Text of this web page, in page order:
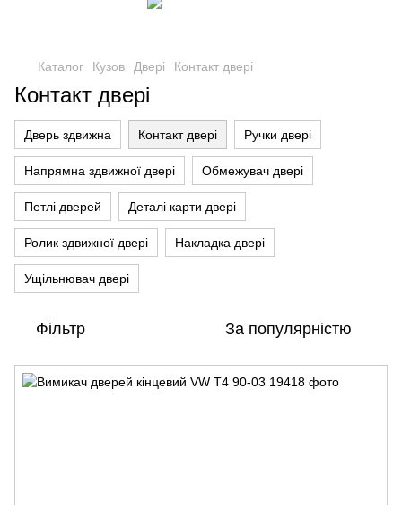
Каталог Кузов Двері Контакт двері
Контакт двері
Дверь здвижна Контакт двері Ручки двері
Напрямна здвижної двері Обмежувач двері
Петлі дверей Деталі карти двері
Ролик здвижної двері Накладка двері
Ущільнювач двері
Фільтр За популярністю